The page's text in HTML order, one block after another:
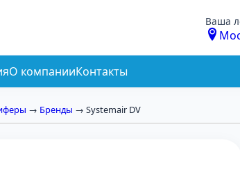
Ваша
О компанииКонтакты
→ Бренды → Systemair DV